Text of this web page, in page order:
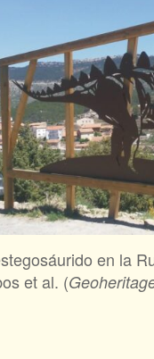
en la
et al. (